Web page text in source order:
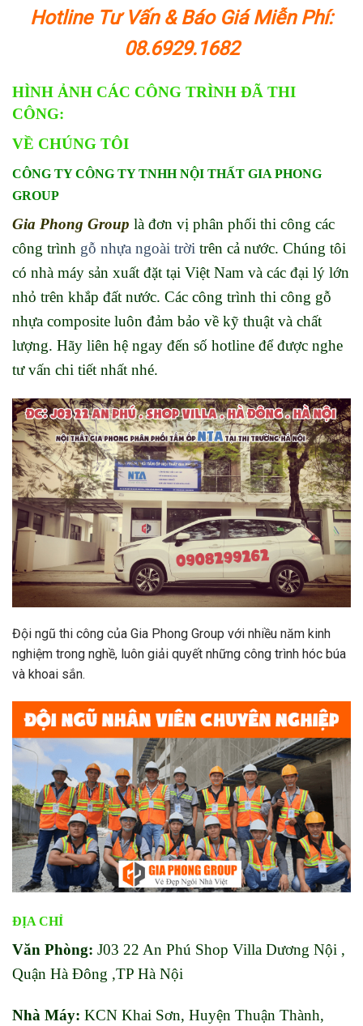
Hotline Tư Vấn & Báo Giá Miễn Phí:
08.6929.1682
HÌNH ẢNH CÁC CÔNG TRÌNH ĐÃ THI
CÔNG:
VỀ CHÚNG TÔI
CÔNG TY CÔNG TY TNHH NỘI THẤT GIA PHONG
GROUP
Gia Phong Group là đơn vị phân phối thi công các
công trình gỗ nhựa ngoài trời trên cả nước. Chúng tôi
có nhà máy sản xuất đặt tại Việt Nam và các đại lý lớn
nhỏ trên khắp đất nước. Các công trình thi công gỗ
nhựa composite luôn đảm bảo về kỹ thuật và chất
lượng. Hãy liên hệ ngay đến số hotline để được nghe
tư vấn chi tiết nhất nhé.
Đội ngũ thi công của Gia Phong Group với nhiều năm kinh
nghiệm trong nghề, luôn giải quyết những công trình hóc búa
và khoai sắn.
ĐỊA CHỈ
Văn Phòng: J03 22 An Phú Shop Villa Dương Nội ,
Quận Hà Đông ,TP Hà Nội
Nhà Máy: KCN Khai Sơn, Huyện Thuận Thành,